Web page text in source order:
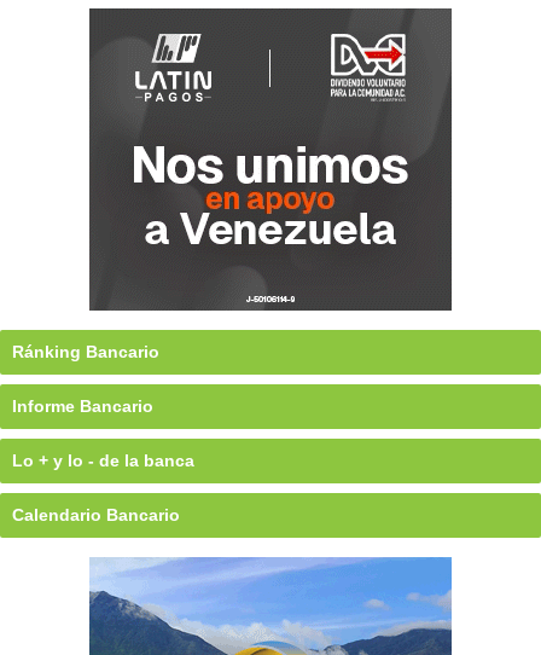
Ránking Bancario
Informe Bancario
Lo + y lo - de la banca
Calendario Bancario